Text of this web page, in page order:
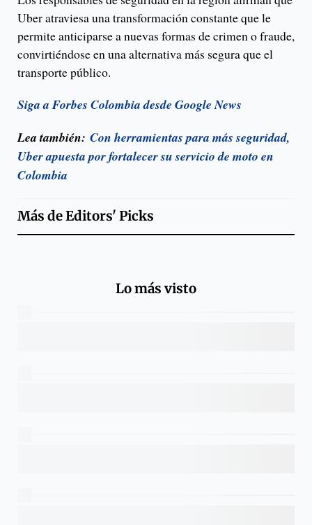
Uber atraviesa una transformación constante que le
permite anticiparse a nuevas formas de crimen o fraude,
convirtiéndose en una alternativa más segura que el
transporte público.
Siga a Forbes Colombia desde Google News
Lea también: Con herramientas para más seguridad,
Uber apuesta por fortalecer su servicio de moto en
Colombia
Más deEditors' Picks
Lo más visto